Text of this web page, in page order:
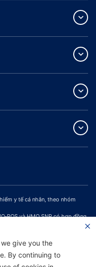
y tế cá nhân, theo nhóm
và HMO SNP có hợp đồng
give you the
By continuing to